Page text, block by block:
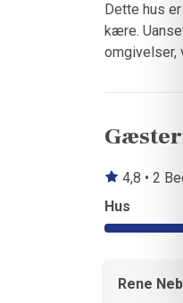
Dette hus
kære.
4,8 • 2
Hus
Rene